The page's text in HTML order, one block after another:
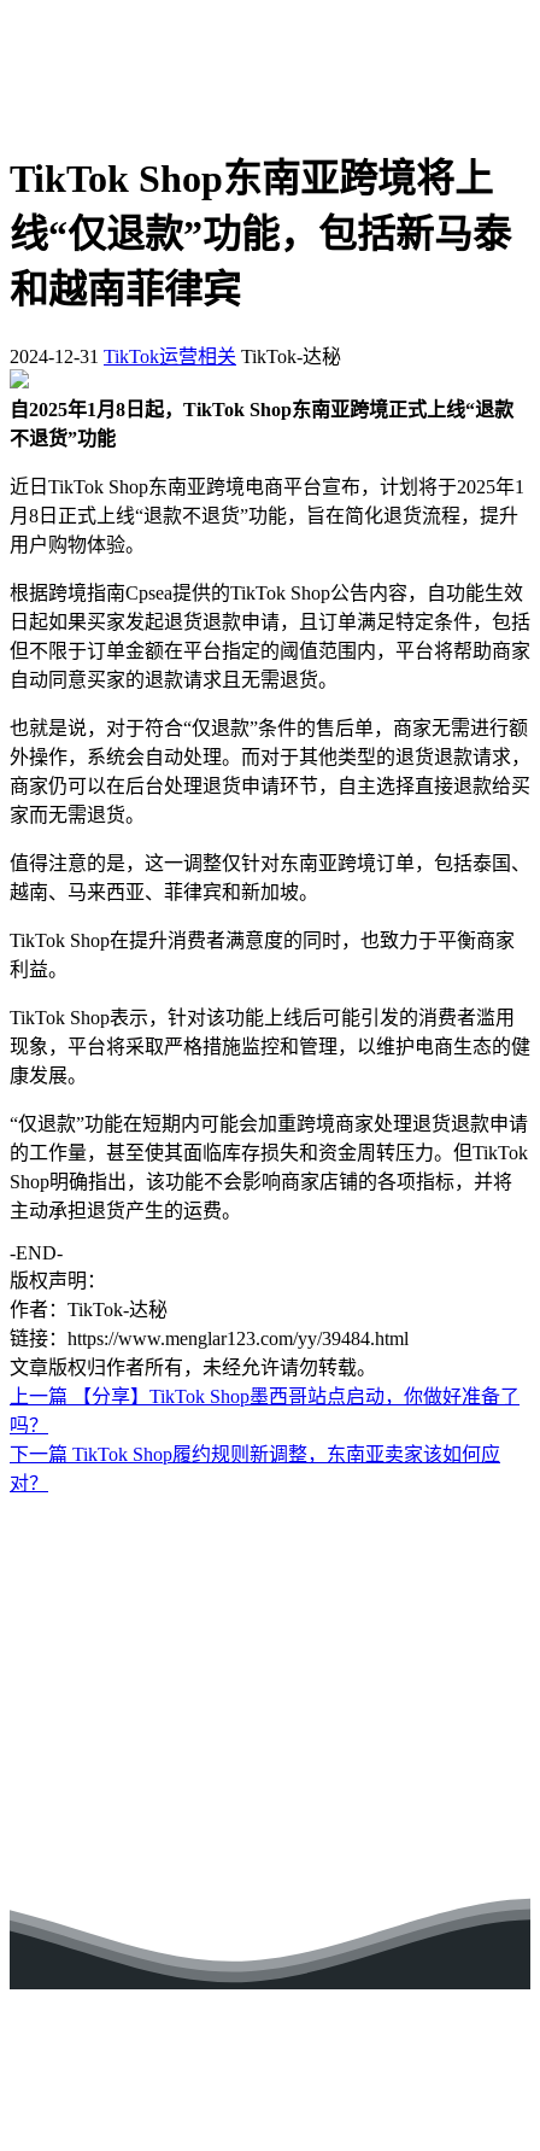
TikTok Shop东南亚跨境将上
线“仅退款”功能，包括新马泰
和越南菲律宾
2024-12-31 TikTok运营相关 TikTok-达秘
自2025年1月8日起，TikTok Shop东南亚跨境正式上线“退款
不退货”功能
近日TikTok Shop东南亚跨境电商平台宣布，计划将于2025年1
月8日正式上线“退款不退货”功能，旨在简化退货流程，提升
用户购物体验。
根据跨境指南Cpsea提供的TikTok Shop公告内容，自功能生效
日起如果买家发起退货退款申请，且订单满足特定条件，包括
但不限于订单金额在平台指定的阈值范围内，平台将帮助商家
自动同意买家的退款请求且无需退货。
也就是说，对于符合“仅退款”条件的售后单，商家无需进行额
外操作，系统会自动处理。而对于其他类型的退货退款请求，
商家仍可以在后台处理退货申请环节，自主选择直接退款给买
家而无需退货。
值得注意的是，这一调整仅针对东南亚跨境订单，包括泰国、
越南、马来西亚、菲律宾和新加坡。
TikTok Shop在提升消费者满意度的同时，也致力于平衡商家
利益。
TikTok Shop表示，针对该功能上线后可能引发的消费者滥用
现象，平台将采取严格措施监控和管理，以维护电商生态的健
康发展。
“仅退款”功能在短期内可能会加重跨境商家处理退货退款申请
的工作量，甚至使其面临库存损失和资金周转压力。但TikTok
Shop明确指出，该功能不会影响商家店铺的各项指标，并将
主动承担退货产生的运费。
-END-
版权声明：
作者：TikTok-达秘
链接：https://www.menglar123.com/yy/39484.html
文章版权归作者所有，未经允许请勿转载。
上一篇
【分享】TikTok Shop墨西哥站点启动，你做好准备了
吗？
下一篇 TikTok Shop履约规则新调整，东南亚卖家该如何应
对？